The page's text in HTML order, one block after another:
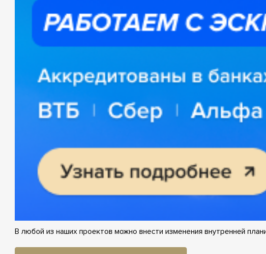
В любой из наших проектов можно внести изменения внутренней